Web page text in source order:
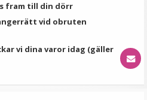
- 2.7m
fram till din dörr
vid obruten
vi dina varor idag (gäller